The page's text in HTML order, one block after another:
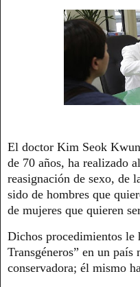
El doctor Kim Seok
de 70 años, ha realizado
reasignación de sexo, de
sido de hombres que
de mujeres que quieren
Dichos procedimientos le
Transgéneros” en un
conservadora; él mismo